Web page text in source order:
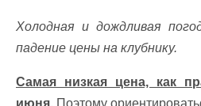
Холодная и дождливая
падение цены на клубнику.
Самая низкая цена, как
июня. Поэтому